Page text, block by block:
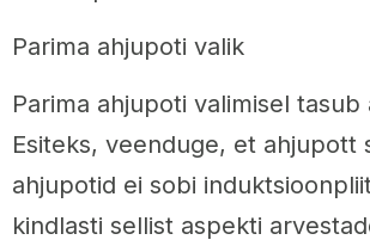
Parima ahjupoti valik
Parima ahjupoti valimisel
Esiteks, veenduge, et
ahjupotid ei sobi
kindlasti sellist aspekti